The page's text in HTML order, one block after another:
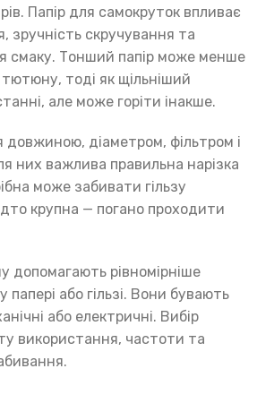
Папір для самокруток впливає
зручність скручування та
смаку. Тонший папір може менше
тоді як щільніший
але може горіти інакше.
довжиною, діаметром, фільтром і
них важлива правильна нарізка
може забивати гільзу
крупна — погано проходити
рівномірніше
або гільзі. Вони бувають
або електричні. Вибір
використання, частоти та